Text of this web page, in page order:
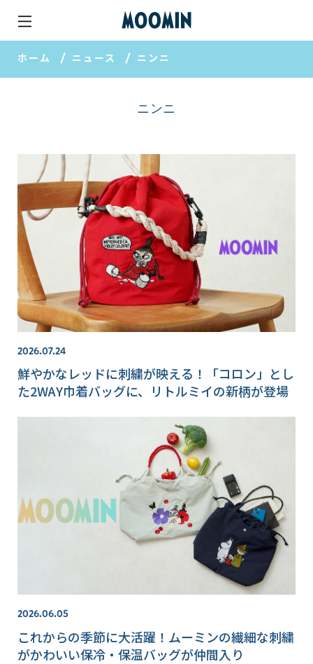
ホーム ニュース ニンニ
ニンニ
2026.07.24
鮮やかなレッドに刺繍が映える！「コロン」とし
た2WAY巾着バッグに、リトルミイの新柄が登場
2026.06.05
これからの季節に大活躍！ムーミンの繊細な刺繍
がかわいい保冷・保温バッグが仲間入り